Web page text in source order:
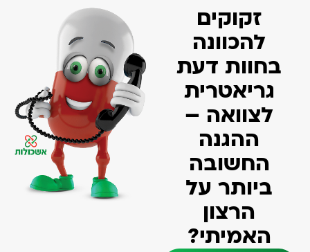
זקוקים
להכוונה
בחוות דעת
גריאטרית
לצוואה –
ההגנה
החשובה
ביותר על
הרצון
האמיתי?